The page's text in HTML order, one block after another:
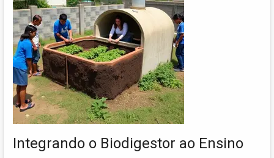
Integrando o Biodigestor ao Ensino